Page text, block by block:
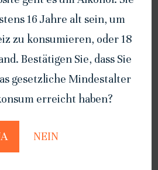
16 Jahre alt sein, um
zu konsumieren, oder 18
Bestätigen Sie, dass Sie
gesetzliche Mindestalter
erreicht haben?
NEIN
Korb
hinzufügen